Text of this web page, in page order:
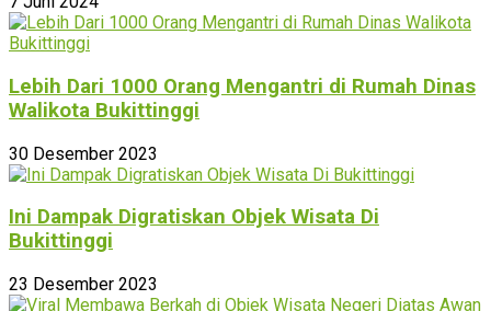
Lebih Dari 1000 Orang Mengantri di Rumah Dinas
Walikota Bukittinggi
30 Desember 2023
Ini Dampak Digratiskan Objek Wisata Di
Bukittinggi
23 Desember 2023